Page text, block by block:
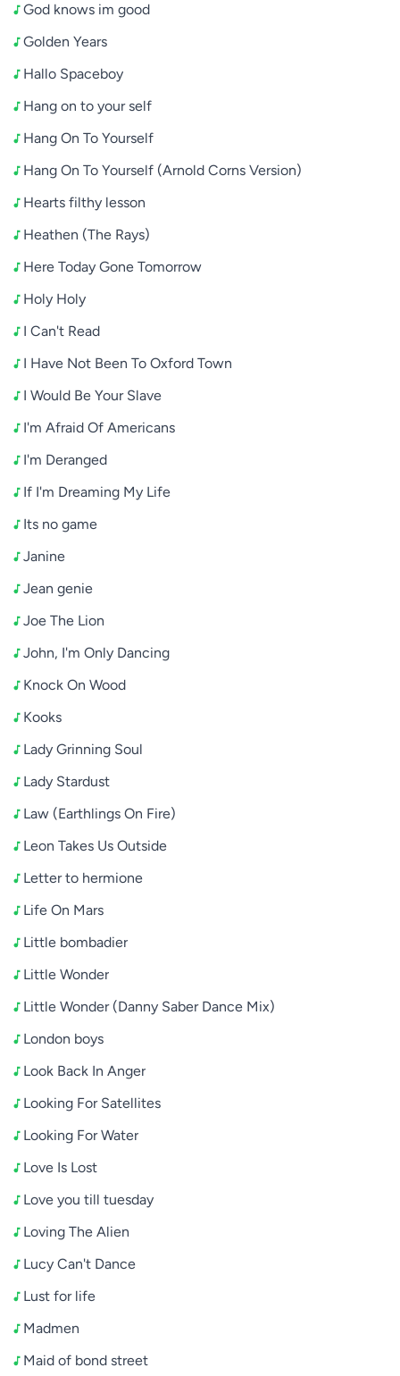
God knows im good
Golden Years
Hallo Spaceboy
Hang on to your self
Hang On To Yourself
Hang On To Yourself (Arnold Corns Version)
Hearts filthy lesson
Heathen (The Rays)
Here Today Gone Tomorrow
Holy Holy
I Can't Read
I Have Not Been To Oxford Town
I Would Be Your Slave
I'm Afraid Of Americans
I'm Deranged
If I'm Dreaming My Life
Its no game
Janine
Jean genie
Joe The Lion
John, I'm Only Dancing
Knock On Wood
Kooks
Lady Grinning Soul
Lady Stardust
Law (Earthlings On Fire)
Leon Takes Us Outside
Letter to hermione
Life On Mars
Little bombadier
Little Wonder
Little Wonder (Danny Saber Dance Mix)
London boys
Look Back In Anger
Looking For Satellites
Looking For Water
Love Is Lost
Love you till tuesday
Loving The Alien
Lucy Can't Dance
Lust for life
Madmen
Maid of bond street